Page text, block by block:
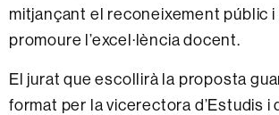
mitjançant el reconeixement públic i
promoure l’excel·lència docent.
El jurat que escollirà la proposta
format per la vicerectora d’Estudis i